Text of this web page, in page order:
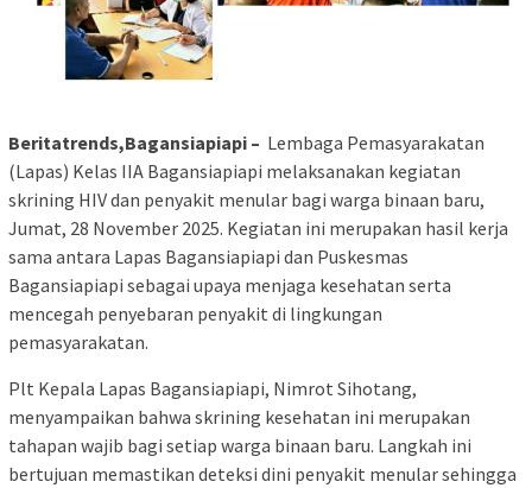
Beritatrends,Bagansiapiapi – Lembaga Pemasyarakatan
(Lapas) Kelas IIA Bagansiapiapi melaksanakan kegiatan
skrining HIV dan penyakit menular bagi warga binaan baru,
Jumat, 28 November 2025. Kegiatan ini merupakan hasil kerja
sama antara Lapas Bagansiapiapi dan Puskesmas
Bagansiapiapi sebagai upaya menjaga kesehatan serta
mencegah penyebaran penyakit di lingkungan
pemasyarakatan.
Plt Kepala Lapas Bagansiapiapi, Nimrot Sihotang,
menyampaikan bahwa skrining kesehatan ini merupakan
tahapan wajib bagi setiap warga binaan baru. Langkah ini
bertujuan memastikan deteksi dini penyakit menular sehingga